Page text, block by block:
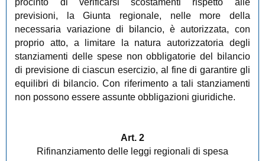
previsioni, la Giunta regionale, nelle more della
necessaria variazione di bilancio, è autorizzata, con
proprio atto, a limitare la natura autorizzatoria degli
stanziamenti delle spese non obbligatorie del bilancio
di previsione di ciascun esercizio, al fine di garantire gli
equilibri di bilancio. Con riferimento a tali stanziamenti
non possono essere assunte obbligazioni giuridiche.
Art. 2
Rifinanziamento delle leggi regionali di spesa